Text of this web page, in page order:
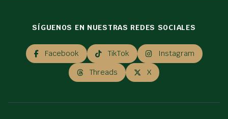
SÍGUENOS EN NUESTRAS REDES SOCIALES
Facebook TikTok Instagram
Threads X